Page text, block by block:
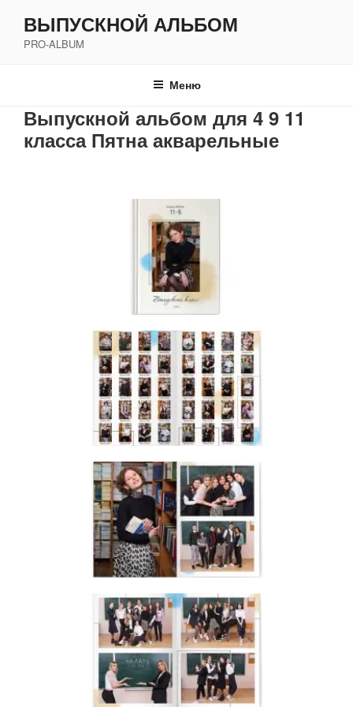
содержимому
ВЫПУСКНОЙ АЛЬБОМ
PRO-ALBUM
Меню
Выпускной альбом для 4 9 11
класса Пятна акварельные